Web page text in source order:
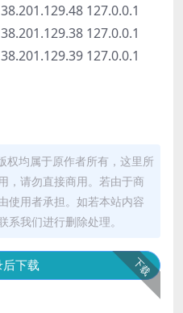
127.0.0.1
127.0.0.1
127.0.0.1
权均属于原作者所有，这里所
，请勿直接商用。若由于商
使用者承担。如若本站内容
我们进行删除处理。
下载
后下载